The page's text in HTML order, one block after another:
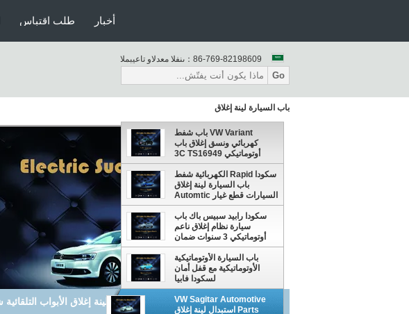
طلب اقتباس أخبار
المبيعات والدعم الفنى： 86-769-82198609
Go
باب السيارة لينة إغلاق
VW Sagitar Automotive Parts استبدال لينة إغلاق الأبواب التلقائية شفط
VW Variant باب شفط
كهربائي ونسق إغلاق باب
أوتوماتيكي 3C TS16949
سكودا Rapid الكهربائية شفط
باب السيارة لينة إغلاق
السيارات قطع غيار Automtic
سكودا رابيد سبيس باك باب
سيارة نظام إغلاق ناعم
أوتوماتيكي 3 سنوات ضمان
باب السيارة الأوتوماتيكية
الأوتوماتيكية مع قفل أمان
لسكودا فابيا
VW Sagitar Automotive
Parts استبدال لينة إغلاق